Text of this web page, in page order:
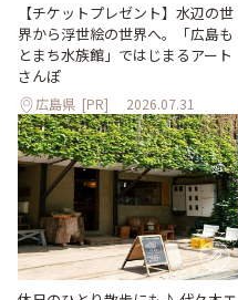
【チケットプレゼント】水辺の世
界から浮世絵の世界へ。「広島も
とまち水族館」ではじまるアート
さんぽ
広島県 [PR] 2026.07.31